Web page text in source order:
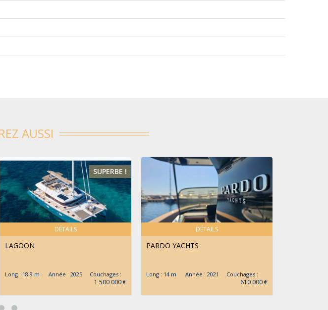
AUSSI
DÉTAILS
SUPERBE !
LAGOON
Long : 18.9 m Année : 2025 Couchages :
1 500 000 €
DÉTAILS
PARDO YACHTS
Long : 14 m Année : 2021 Couchages :
610 000 €